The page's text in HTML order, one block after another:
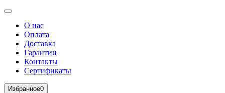
О нас
Оплата
Доставка
Гарантии
Контакты
Сертификаты
Избранное0